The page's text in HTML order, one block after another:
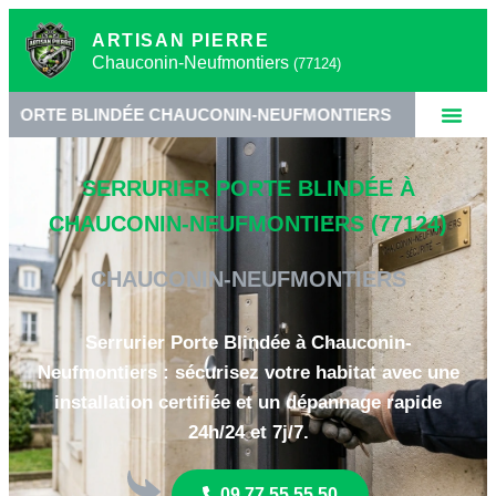
ARTISAN PIERRE
Chauconin-Neufmontiers (77124)
CHAUCONIN-NEUFMONTIERS • SERRURERIE
SERRURIER PORTE BLINDÉE À
CHAUCONIN-NEUFMONTIERS (77124)
CHAUCONIN-NEUFMONTIERS
Serrurier Porte Blindée à Chauconin-
Neufmontiers : sécurisez votre habitat avec une
installation certifiée et un dépannage rapide
24h/24 et 7j/7.